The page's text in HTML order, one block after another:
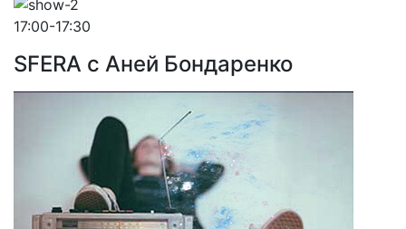
17:00-17:30
SFERA с Аней Бондаренко